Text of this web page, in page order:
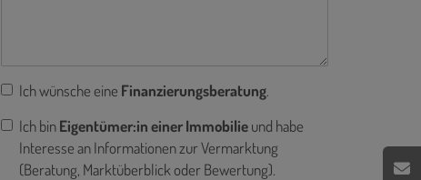
Ich wünsche eine Finanzierungsberatung.
Ich binEigentümer:in einer Immobilieund habe
Interesse an Informationen zur Vermarktung
(Beratung, Marktüberblick oder Bewertung).